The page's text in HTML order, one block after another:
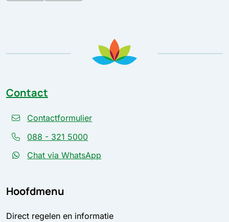
Contact
Contactformulier
088 - 321 5000
Chat via WhatsApp
Hoofdmenu
Direct regelen en informatie